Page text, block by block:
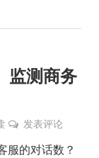
监测商务
发表评论
服的对话数？